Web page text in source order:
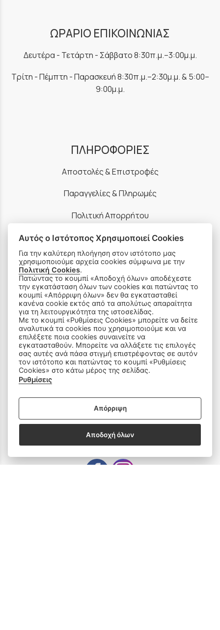
ΩΡΑΡΙΟ ΕΠΙΚΟΙΝΩΝΙΑΣ
Δευτέρα - Τετάρτη - Σάββατο 8:30π.μ.–3:00μ.μ.
Τρίτη - Πέμπτη - Παρασκευή 8:30π.μ.–2:30μ.μ. & 5:00–
9:00μ.μ.
ΠΛΗΡΟΦΟΡΙΕΣ
Αποστολές & Επιστροφές
Παραγγελίες & Πληρωμές
Πολιτική Απορρήτου
Ρυθμίσεις Cookies
Όροι Χρήσης & Ασφάλεια
ΠΡΟΪΟΝΤΑ
Ραπτομηχανές
Οικιακός Εξοπλισμός
Ανταλλακτικά
SOCIAL MEDIA
Αυτός ο Ιστότοπος Χρησιμοποιεί Cookies
Για την καλύτερη πλοήγηση στον ιστότοπο μας
χρησιμοποιούμε αρχεία cookies σύμφωνα με την
Πολιτική Cookies.
Πατώντας το κουμπί «Αποδοχή όλων» αποδέχεστε
την εγκατάσταση όλων των cookies και πατώντας το
κουμπί «Απόρριψη όλων» δεν θα εγκατασταθεί
κανένα cookie εκτός από τα απολύτως απαραίτητα
για τη λειτουργικότητα της ιστοσελίδας.
Με το κουμπί «Ρυθμίσεις Cookies» μπορείτε να δείτε
αναλυτικά τα cookies που χρησιμοποιούμε και να
επιλέξετε ποια cookies συναινείτε να
εγκατασταθούν. Μπορείτε να αλλάξετε τις επιλογές
σας αυτές ανά πάσα στιγμή επιστρέφοντας σε αυτόν
τον ιστότοπο και πατώντας το κουμπί «Ρυθμίσεις
Cookies» στο κάτω μέρος της σελίδας.
Ρυθμίσεις
Απόρριψη
Αποδοχή όλων